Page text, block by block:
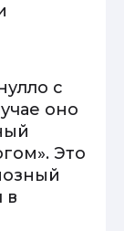
с
оно
Это
в